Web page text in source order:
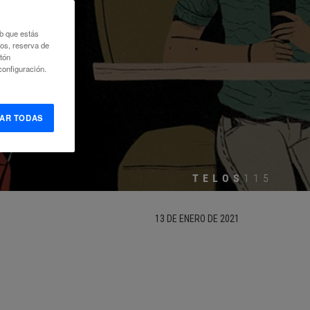
TELOS115
13 DE ENERO DE 2021
que estás
reserva de
TODAS